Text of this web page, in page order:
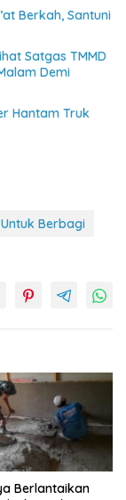
Berkah, Santuni
Satgas TMMD
Demi
Hantam Truk
Berbagi
Berlantaikan